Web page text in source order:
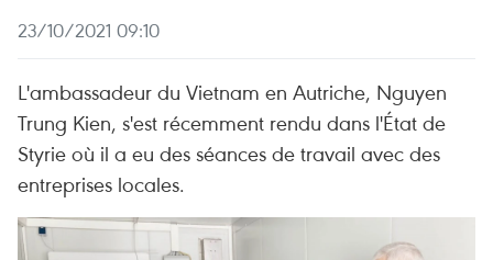
23/10/2021 09:10
L'ambassadeur du Vietnam en Autriche, Nguyen
Trung Kien, s'est récemment rendu dans l'État de
Styrie où il a eu des séances de travail avec des
entreprises locales.